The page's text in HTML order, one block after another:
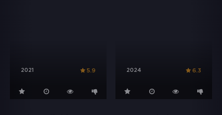
2021 5.9 2024 6.3